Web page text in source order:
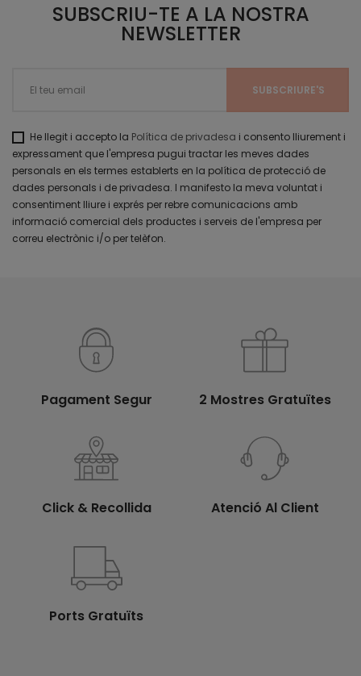
SUBSCRIU-TE A LA NOSTRA
NEWSLETTER
He llegit i accepto la Política de privadesa i consento lliurement i
expressament que l'empresa pugui tractar les meves dades
personals en els termes establerts en la política de protecció de
dades personals i de privadesa. I manifesto la meva voluntat i
consentiment lliure i exprés per rebre comunicacions amb
informació comercial dels productes i serveis de l'empresa per
correu electrònic i/o per telèfon.
Pagament Segur 2 Mostres Gratuïtes
Click & Recollida Atenció Al Client
Ports Gratuïts